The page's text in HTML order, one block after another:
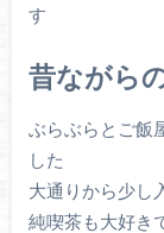
す
昔ながら
ぶらぶらとご飯
した
大通りから少し
純喫茶も大好き